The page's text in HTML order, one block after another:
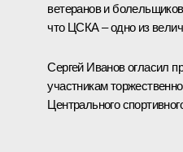
ветеранов и
что ЦСКА – одно из
Сергей Ивановогласил
участникам
Центрального